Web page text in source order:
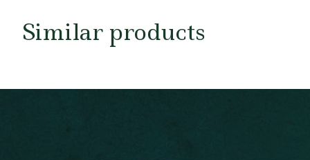
Similar products